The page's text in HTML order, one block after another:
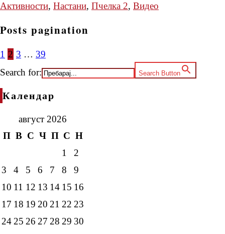
Активности, Настани, Пчелка 2, Видео
Posts pagination
1 2 3 … 39
Search for:
Search Button
Календар
август 2026
П В С Ч П С Н
1
2
3
4 5 6 7 8
9
10 11 12 13 14 15 16
17 18 19 20 21 22 23
24 25 26 27 28 29 30